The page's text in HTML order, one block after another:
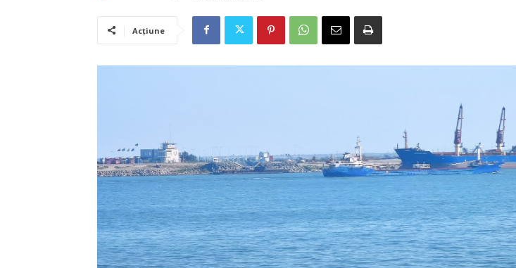
Acțiune